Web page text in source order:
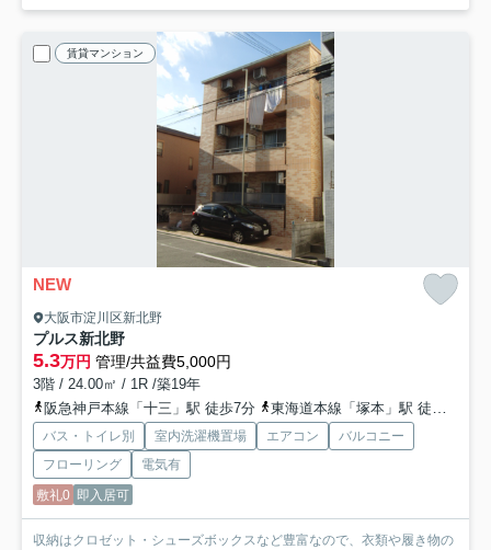
賃貸マンション
NEW
大阪市淀川区新北野
プルス新北野
5.3万円 管理/共益費5,000円
3階 / 24.00㎡ / 1R /築19年
阪急神戸本線「十三」駅 徒歩7分
東海道本線「塚本」駅 徒歩12分
バス・トイレ別 室内洗濯機置場 エアコン
バルコニー
フローリング
電気有
敷礼0 即入居可
収納はクロゼット・シューズボックスなど豊富なので、衣類や履き物の